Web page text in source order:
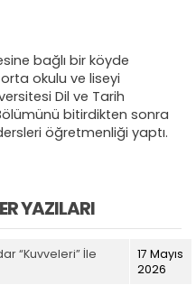
bağlı bir köyde
okulu ve liseyi
Dil ve Tarih
bitirdikten sonra
öğretmenliği yaptı.
YAZILARI
“Kuvveleri” İle
17 Mayıs
2026